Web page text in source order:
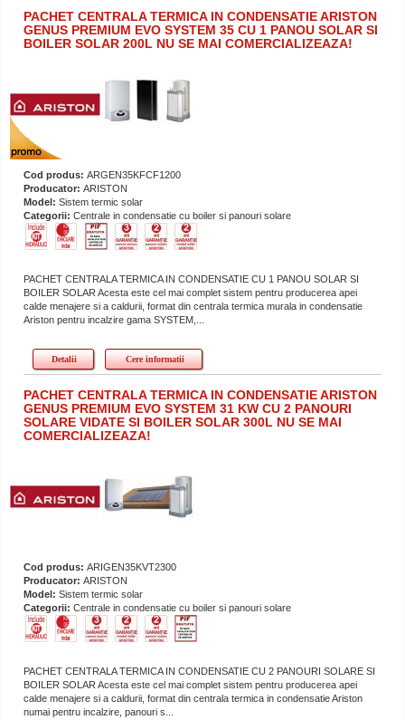
PACHET CENTRALA TERMICA IN CONDENSATIE ARISTON
GENUS PREMIUM EVO SYSTEM 35 CU 1 PANOU SOLAR SI
BOILER SOLAR 200L NU SE MAI COMERCIALIZEAZA!
Cod produs: ARGEN35KFCF1200
Producator: ARISTON
Model: Sistem termic solar
Categorii: Centrale in condensatie cu boiler si panouri solare
PACHET CENTRALA TERMICA IN CONDENSATIE CU 1 PANOU SOLAR SI
BOILER SOLAR Acesta este cel mai complet sistem pentru producerea apei
calde menajere si a caldurii, format din centrala termica murala in condensatie
Ariston pentru incalzire gama SYSTEM,...
Detalii Cere informatii
PACHET CENTRALA TERMICA IN CONDENSATIE ARISTON
GENUS PREMIUM EVO SYSTEM 31 KW CU 2 PANOURI
SOLARE VIDATE SI BOILER SOLAR 300L NU SE MAI
COMERCIALIZEAZA!
Cod produs: ARIGEN35KVT2300
Producator: ARISTON
Model: Sistem termic solar
Categorii: Centrale in condensatie cu boiler si panouri solare
PACHET CENTRALA TERMICA IN CONDENSATIE CU 2 PANOURI SOLARE SI
BOILER SOLAR Acesta este cel mai complet sistem pentru producerea apei
calde menajere si a caldurii, format din centrala termica in condensatie Ariston
numai pentru incalzire, panouri s...